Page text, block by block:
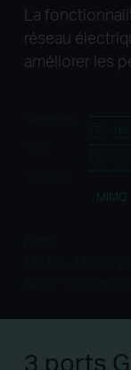
La
réseau
améliorer les
MIMO
3 ports